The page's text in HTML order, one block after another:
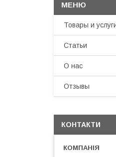
Товары и
Статьи
О нас
Отзывы
КОНТАКТИ